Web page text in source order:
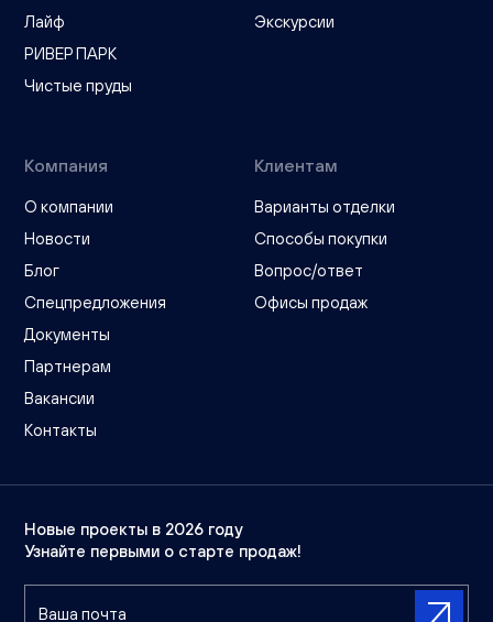
Лайф
РИВЕР ПАРК
Чистые пруды
Экскурсии
Компания
О компании
Новости
Блог
Спецпредложения
Документы
Партнерам
Вакансии
Контакты
Клиентам
Варианты отделки
Способы покупки
Вопрос/ответ
Офисы продаж
Новые проекты в 2026 году
Узнайте первыми о старте продаж!